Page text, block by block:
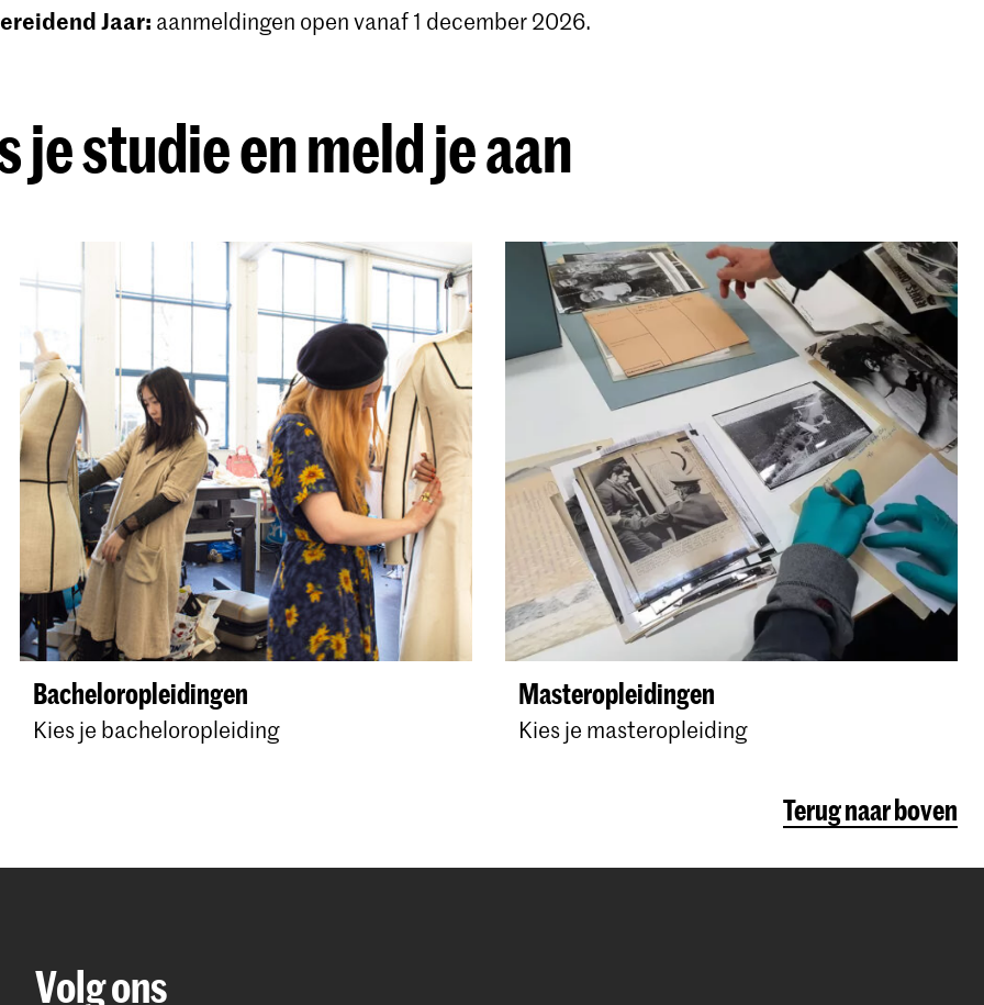
Jaar: aanmeldingen open vanaf 1 december 2026.
je studie en meld je aan
Bacheloropleidingen
Kies je bacheloropleiding
Masteropleidingen
Kies je masteropleiding
Terug naar boven
Volg ons